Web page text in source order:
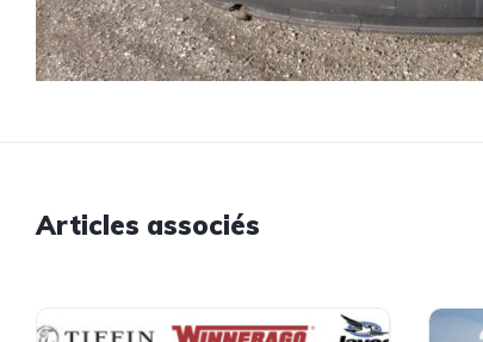
Articles associés